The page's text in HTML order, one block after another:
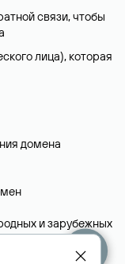
связи, чтобы
лица), которая
домена
и зарубежных
«Помощь».